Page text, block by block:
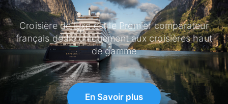
Croisière de luxe est le Premier comparateur
français dédié uniquement aux croisières haut
de gamme
En Savoir plus